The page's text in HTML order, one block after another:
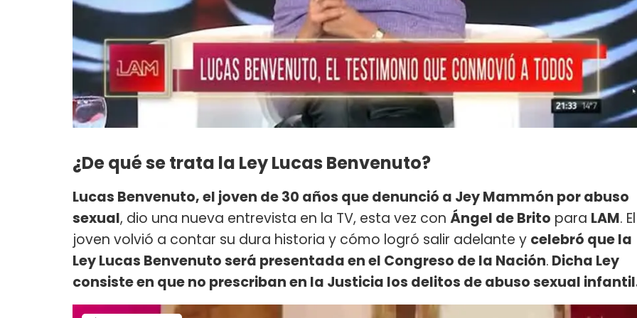
¿De qué se trata la Ley Lucas Benvenuto?
Lucas Benvenuto, el joven de 30 años que denunció a Jey Mammón por abuso
sexual, dio una nueva entrevista en la TV, esta vez con Ángel de Brito para LAM. El
joven volvió a contar su dura historia y cómo logró salir adelante y celebró que la
Ley Lucas Benvenuto será presentada en el Congreso de la Nación. Dicha Ley
consiste en que no prescriban en la Justicia los delitos de abuso sexual